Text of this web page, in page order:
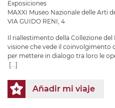
Exposiciones
MAXXI Museo Nazionale delle Arti
VIA GUIDO RENI, 4
Il riallestimento della Collezione
visione che vede il coinvolgimento
per mettere in dialogo tra loro le
[...]
Añadir mi viaje